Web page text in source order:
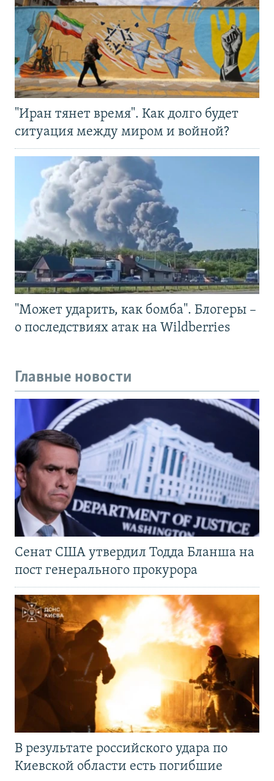
"Иран тянет время". Как долго будет
ситуация между миром и войной?
"Может ударить, как бомба". Блогеры –
о последствиях атак на Wildberries
Главные новости
Сенат США утвердил Тодда Бланша на
пост генерального прокурора
В результате российского удара по
Киевской области есть погибшие